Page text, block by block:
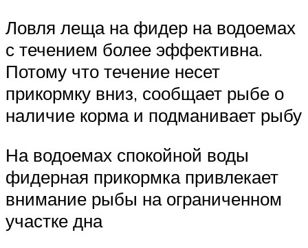
Ловля леща на фидер на водоемах
с течением более эффективна.
Потому что течение несет
прикормку вниз, сообщает рыбе о
наличие корма и подманивает рыбу
На водоемах спокойной воды
фидерная прикормка привлекает
внимание рыбы на ограниченном
участке дна